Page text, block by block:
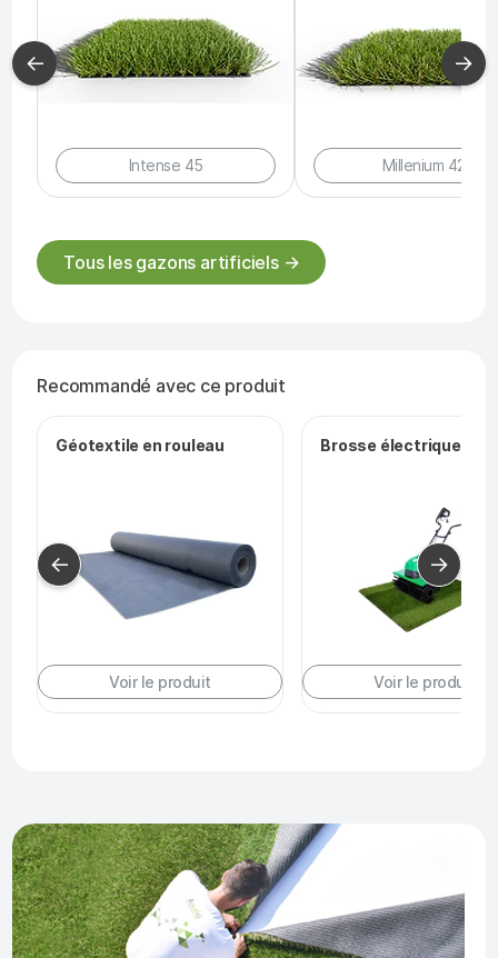
Intense 45 Millenium 42
← →
Tous les gazons artificiels →
Recommandé avec ce produit
Géotextile en rouleau
Voir le produit
Brosse électrique
Voir le produit
← →